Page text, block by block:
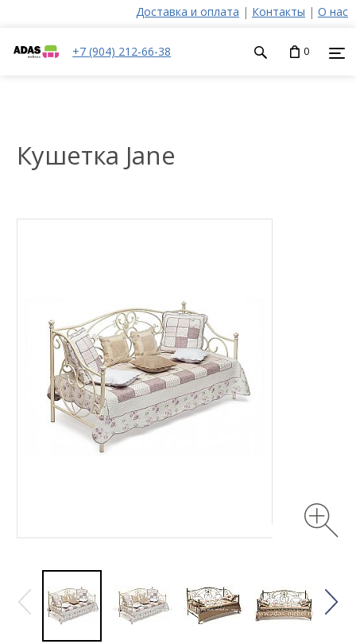
Доставка и оплата | Контакты | О нас
+7 (904) 212-66-38 0
Кушетка Jane